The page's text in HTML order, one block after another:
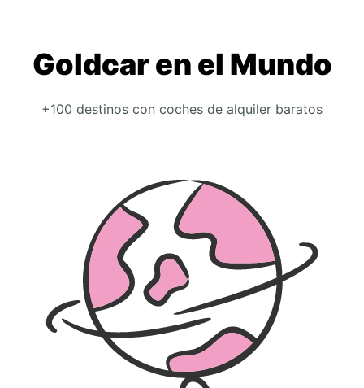
Goldcar en el Mundo
+100 destinos con coches de alquiler baratos